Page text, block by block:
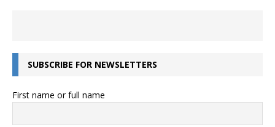
SUBSCRIBE FOR NEWSLETTERS
First name or full name